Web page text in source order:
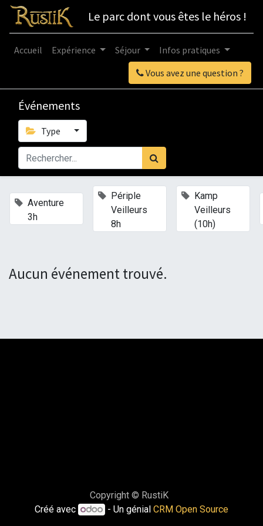
Le parc dont vous êtes le héros !
Vous avez une question ?
Accueil Expérience Séjour Infos pratiques
Événements
Type
Aventure
3h
Périple
Veilleurs
8h
Kamp
Veilleurs
(10h)
Aucun événement trouvé.
Copyright © RustiK
Créé avec
- Un génialCRM Open Source